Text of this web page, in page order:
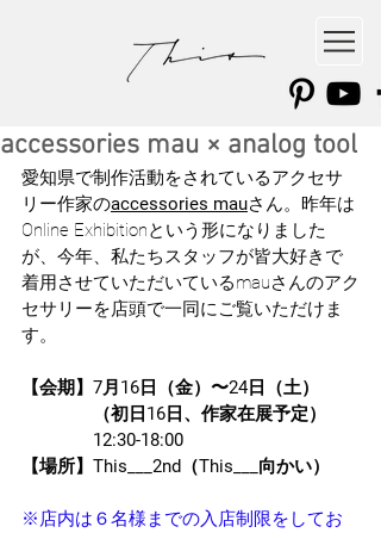
accessories mau × analog tool
愛知県で制作活動をされているアクセサ
リー作家のaccessories mauさん。昨年は
Online Exhibitionという形になりました
が、今年、私たちスタッフが皆大好きで
着用させていただいているmauさんのアク
セサリーを店頭で一同にご覧いただけま
す。
【会期】7月16日（金）〜24日（土）
（初日16日、作家在展予定）
12:30-18:00
【場所】This___2nd（This___向かい）
※店内は６名様までの入店制限をしてお